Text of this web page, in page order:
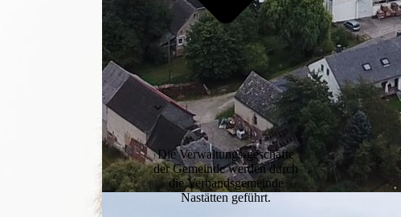
Die Verwaltungs-geschäfte
der Gemeinde werden durch
die Verbandsgemeinde
Nastätten geführt.